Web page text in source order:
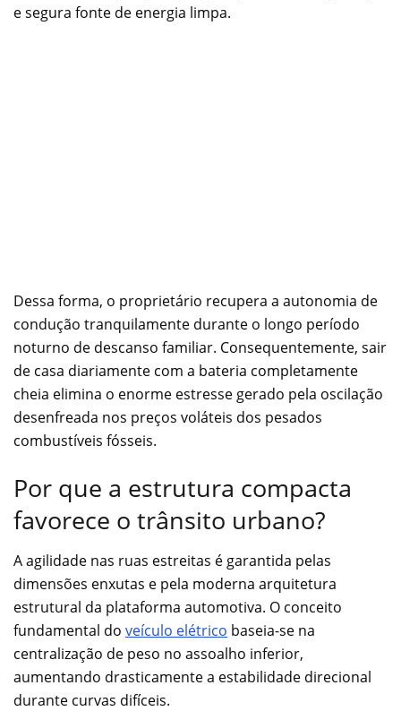
e segura fonte de energia limpa.
Dessa forma, o proprietário recupera a autonomia de
condução tranquilamente durante o longo período
noturno de descanso familiar. Consequentemente, sair
de casa diariamente com a bateria completamente
cheia elimina o enorme estresse gerado pela oscilação
desenfreada nos preços voláteis dos pesados
combustíveis fósseis.
Por que a estrutura compacta
favorece o trânsito urbano?
A agilidade nas ruas estreitas é garantida pelas
dimensões enxutas e pela moderna arquitetura
estrutural da plataforma automotiva. O conceito
fundamental do veículo elétrico baseia-se na
centralização de peso no assoalho inferior,
aumentando drasticamente a estabilidade direcional
durante curvas difíceis.